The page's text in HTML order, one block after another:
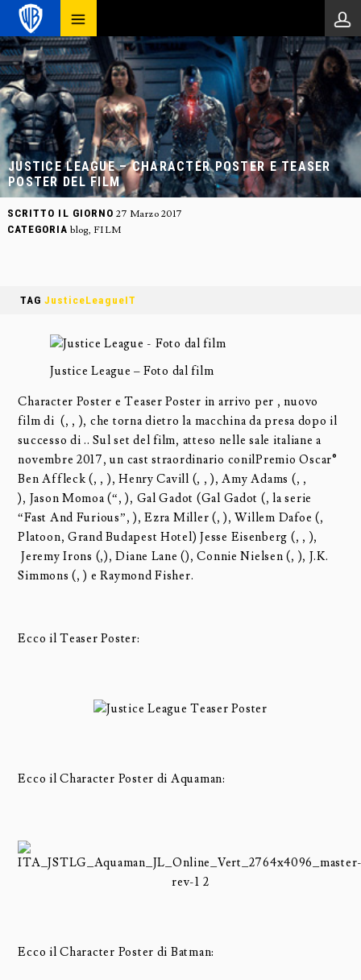
JUSTICE LEAGUE – CHARACTER POSTER E TEASER
POSTER DEL FILM
SCRITTO IL GIORNO 27 Marzo 2017
CATEGORIA blog, FILM
TAGJusticeLeagueIT
Justice League – Foto dal film
Character Poster e Teaser Poster in arrivo per , nuovo
film di (, , ), che torna dietro la macchina da presa dopo il
successo di .. Sul set del film, atteso nelle sale italiane a
novembre 2017, un cast straordinario conilPremio Oscar®
Ben Affleck (, , ), Henry Cavill (, , ), Amy Adams (, ,
), Jason Momoa (“, ), Gal Gadot (Gal Gadot (, la serie
“Fast And Furious”, ), Ezra Miller (, ), Willem Dafoe (,
Platoon, Grand Budapest Hotel) Jesse Eisenberg (, , ),
Jeremy Irons (,), Diane Lane (), Connie Nielsen (, ), J.K.
Simmons (, ) e Raymond Fisher.
Ecco il Teaser Poster:
Ecco il Character Poster di Aquaman:
Ecco il Character Poster di Batman: